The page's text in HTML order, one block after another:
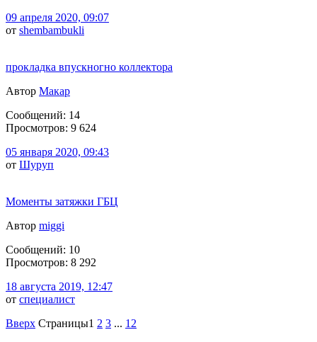
09 апреля 2020, 09:07
от shembambukli
прокладка впускногно коллектора
Автор Макар
Сообщений: 14
Просмотров: 9 624
05 января 2020, 09:43
от Шуруп
Моменты затяжки ГБЦ
Автор miggi
Сообщений: 10
Просмотров: 8 292
18 августа 2019, 12:47
от специалист
Вверх Страницы1 2 3 ... 12